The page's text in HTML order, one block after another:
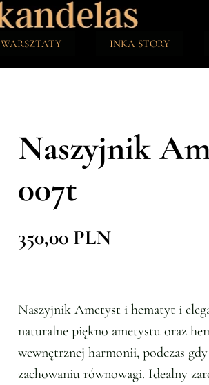
WARSZTATY INKA STORY
Naszyjnik
007t
Naszyjnik Ametyst i hematyt i
naturalne piękno ametystu oraz
wewnętrznej harmonii, podczas
zachowaniu równowagi. Idealny
350,00 PLN